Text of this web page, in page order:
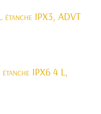
étanche IPX3, ADVT
IPX6 4 L,